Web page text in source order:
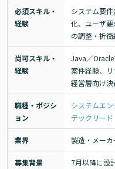
必須スキル・
経験
システム要
化、ユーザ
の調整・折
尚可スキル・
経験
Java／
案件経験、リ
経営層向け
職種・ポジシ
ョン
システムエン
テックリード
業界 製造・メーカ
募集背景
7月以降に設